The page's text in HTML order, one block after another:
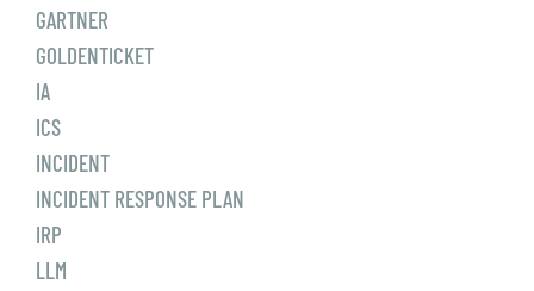
GARTNER
GOLDENTICKET
IA
ICS
INCIDENT
INCIDENT RESPONSE PLAN
IRP
LLM